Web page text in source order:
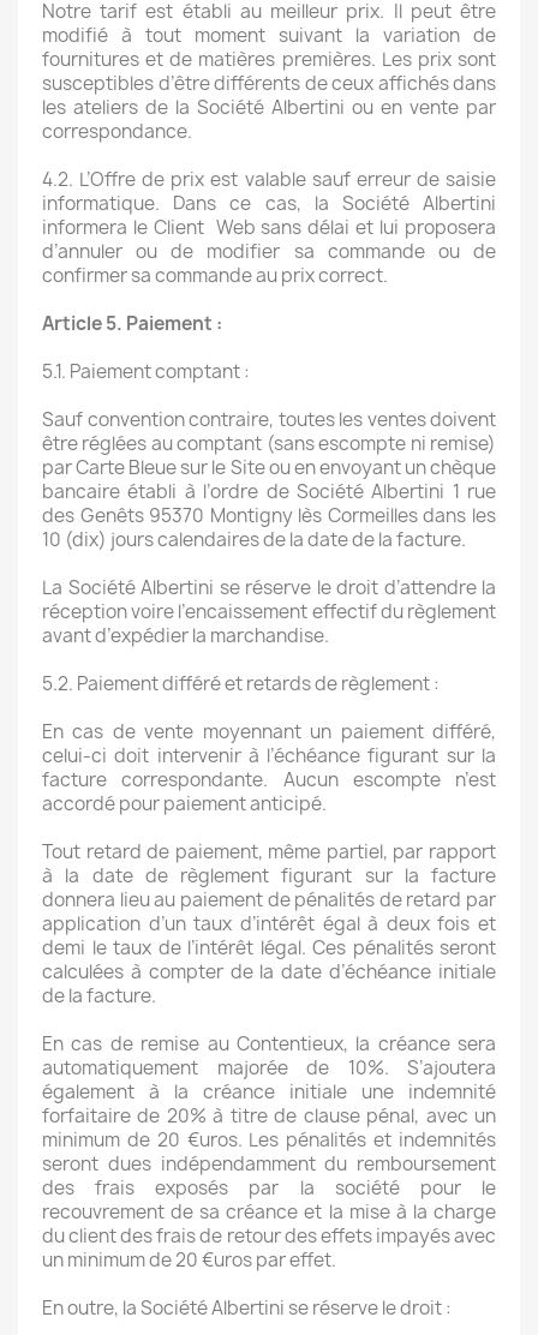
Notre tarif est établi au meilleur prix. Il peut être
modifié à tout moment suivant la variation de
fournitures et de matières premières. Les prix sont
susceptibles d’être différents de ceux affichés dans
les ateliers de la Société Albertini ou en vente par
correspondance.
4.2. L’Offre de prix est valable sauf erreur de saisie
informatique. Dans ce cas, la Société Albertini
informera le Client Web sans délai et lui proposera
d’annuler ou de modifier sa commande ou de
confirmer sa commande au prix correct.
Article 5. Paiement :
5.1. Paiement comptant :
Sauf convention contraire, toutes les ventes doivent
être réglées au comptant (sans escompte ni remise)
par Carte Bleue sur le Site ou en envoyant un chèque
bancaire établi à l’ordre de Société Albertini 1 rue
des Genêts 95370 Montigny lès Cormeilles dans les
10 (dix) jours calendaires de la date de la facture.
La Société Albertini se réserve le droit d’attendre la
réception voire l’encaissement effectif du règlement
avant d’expédier la marchandise.
5.2. Paiement différé et retards de règlement :
En cas de vente moyennant un paiement différé,
celui-ci doit intervenir à l’échéance figurant sur la
facture correspondante. Aucun escompte n’est
accordé pour paiement anticipé.
Tout retard de paiement, même partiel, par rapport
à la date de règlement figurant sur la facture
donnera lieu au paiement de pénalités de retard par
application d’un taux d’intérêt égal à deux fois et
demi le taux de l’intérêt légal. Ces pénalités seront
calculées à compter de la date d’échéance initiale
de la facture.
En cas de remise au Contentieux, la créance sera
automatiquement majorée de 10%. S’ajoutera
également à la créance initiale une indemnité
forfaitaire de 20% à titre de clause pénal, avec un
minimum de 20 €uros. Les pénalités et indemnités
seront dues indépendamment du remboursement
des frais exposés par la société pour le
recouvrement de sa créance et la mise à la charge
du client des frais de retour des effets impayés avec
un minimum de 20 €uros par effet.
En outre, la Société Albertini se réserve le droit :